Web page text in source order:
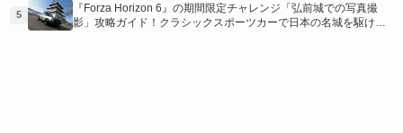
5
『Forza Horizon 6』の期間限定チャレンジ「弘前城での写真撮
影」攻略ガイド！クラシックスポーツカーで日本の名城を駆け巡